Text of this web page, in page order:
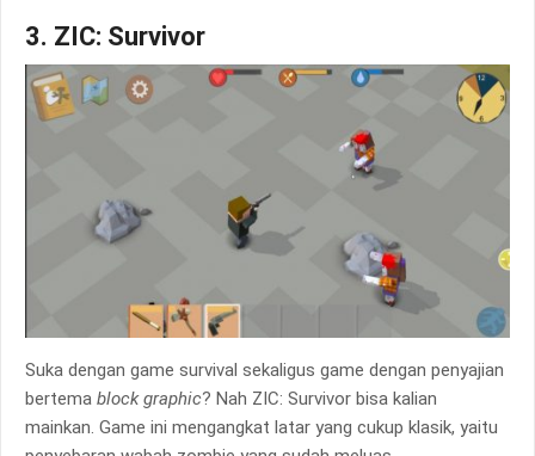
3. ZIC: Survivor
Suka dengan game survival sekaligus game dengan penyajian
bertema block graphic? Nah ZIC: Survivor bisa kalian
mainkan. Game ini mengangkat latar yang cukup klasik, yaitu